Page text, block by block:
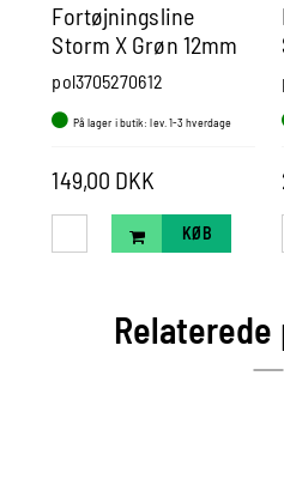
Fortøjningsline
Storm X Grøn 12mm
6m
pol3705270612
På lager i butik: lev. 1-3 hverdage
149,00 DKK
KØB